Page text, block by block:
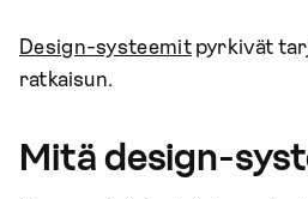
Design-systeemitpyrkivät
ratkaisun.
Mitä design-